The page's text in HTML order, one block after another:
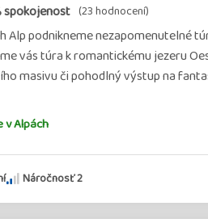
spokojenost (23 hodnocení)
Alp podnikneme nezapomenutelné
vás túra k romantickému jezeru
masivu či pohodlný výstup na
Alpách
Náročnosť 2